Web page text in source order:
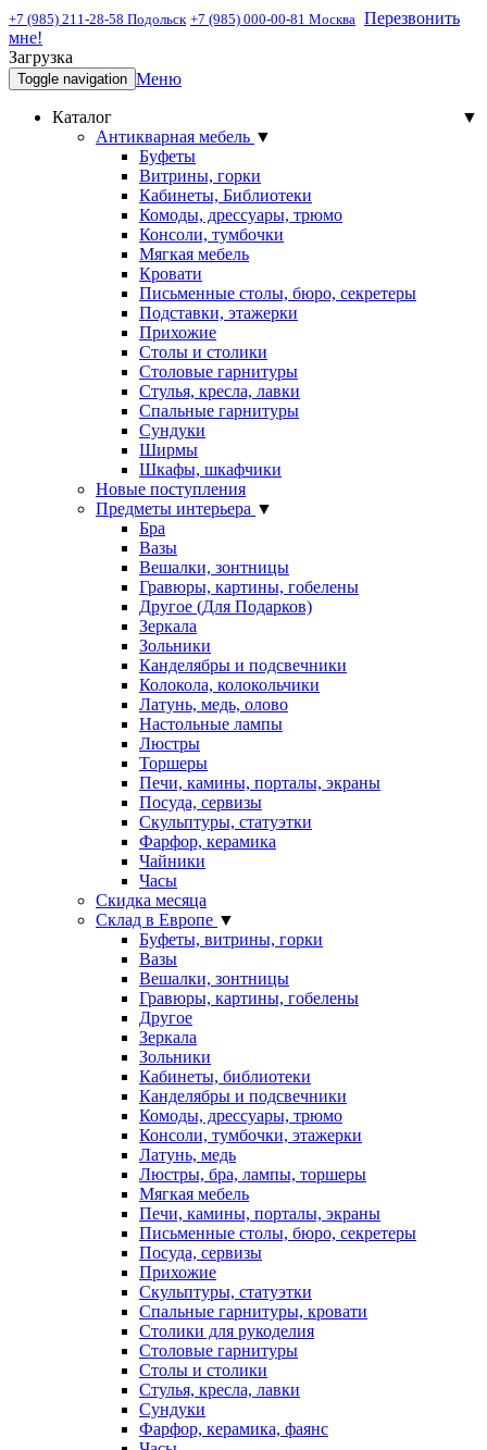
+7 (985) 211-28-58 Подольск +7 (985) 000-00-81 Москва Перезвонить
мне!
Загрузка
Toggle navigation Меню
Каталог
▼
Антикварная мебель ▼
Буфеты
Витрины, горки
Кабинеты, Библиотеки
Комоды, дрессуары, трюмо
Консоли, тумбочки
Мягкая мебель
Кровати
Письменные столы, бюро, секретеры
Подставки, этажерки
Прихожие
Столы и столики
Столовые гарнитуры
Стулья, кресла, лавки
Спальные гарнитуры
Сундуки
Ширмы
Шкафы, шкафчики
Новые поступления
Предметы интерьера ▼
Бра
Вазы
Вешалки, зонтницы
Гравюры, картины, гобелены
Другое (Для Подарков)
Зеркала
Зольники
Канделябры и подсвечники
Колокола, колокольчики
Латунь, медь, олово
Настольные лампы
Люстры
Торшеры
Печи, камины, порталы, экраны
Посуда, сервизы
Скульптуры, статуэтки
Фарфор, керамика
Чайники
Часы
Скидка месяца
Склад в Европе ▼
Буфеты, витрины, горки
Вазы
Вешалки, зонтницы
Гравюры, картины, гобелены
Другое
Зеркала
Зольники
Кабинеты, библиотеки
Канделябры и подсвечники
Комоды, дрессуары, трюмо
Консоли, тумбочки, этажерки
Латунь, медь
Люстры, бра, лампы, торшеры
Мягкая мебель
Печи, камины, порталы, экраны
Письменные столы, бюро, секретеры
Посуда, сервизы
Прихожие
Скульптуры, статуэтки
Спальные гарнитуры, кровати
Столики для рукоделия
Столовые гарнитуры
Столы и столики
Стулья, кресла, лавки
Сундуки
Фарфор, керамика, фаянс